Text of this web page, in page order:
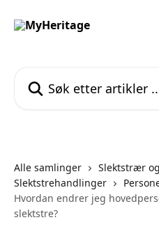
Alle samlinger
Slektstrær
Slektstrehandlinger
Hvordan endrer jeg
slektstre?